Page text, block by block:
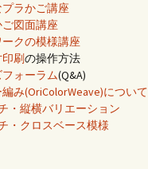
ラかご講座
図面講座
クの模様講座
刷の操作方法
ォーラム(Q&A)
み(OriColorWeave)について
・縦横バリエーション
・クロスベース模様